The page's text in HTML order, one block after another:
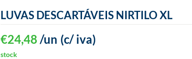
LUVAS DESCARTÁVEIS NIRTILO XL
€24,48 (c/ iva)
/un
stock